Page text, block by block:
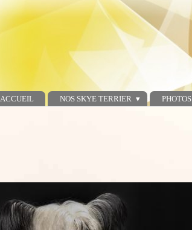
ACCUEIL NOS SKYE TERRIER PHOTOS